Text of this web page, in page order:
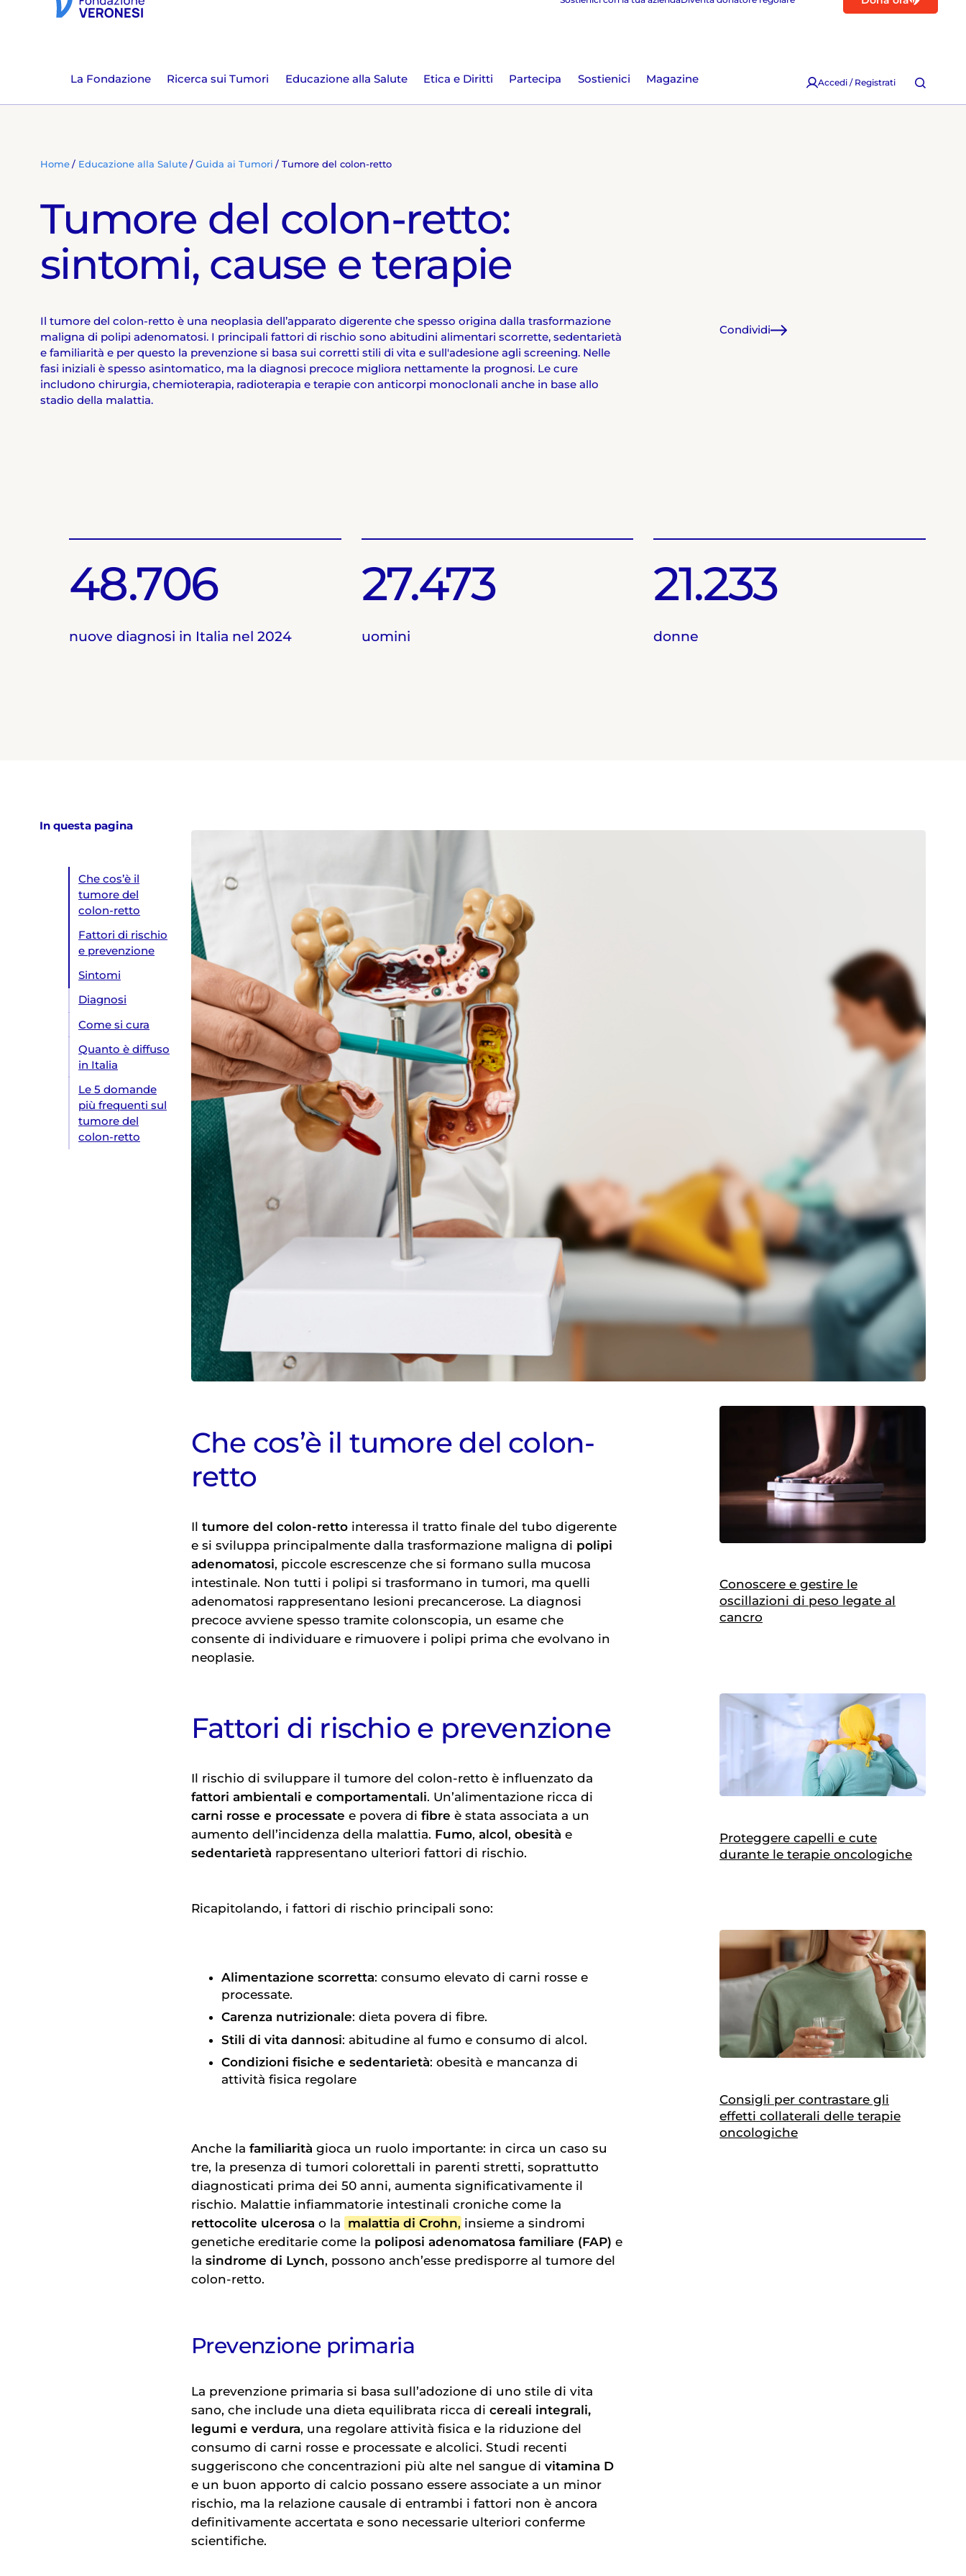
La Fondazione Ricerca sui Tumori Educazione alla Salute Etica e Diritti Partecipa Sostienici Magazine Accedi / Registrati
Home Educazione alla Salute Guida ai Tumori Tumore del colon-retto
Tumore del colon-retto:
sintomi, cause e terapie
Il tumore del colon-retto è una neoplasia dell’apparato digerente che spesso origina dalla trasformazione
maligna di polipi adenomatosi. I principali fattori di rischio sono abitudini alimentari scorrette, sedentarietà
e familiarità e per questo la prevenzione si basa sui corretti stili di vita e sull'adesione agli screening. Nelle
fasi iniziali è spesso asintomatico, ma la diagnosi precoce migliora nettamente la prognosi. Le cure
includono chirurgia, chemioterapia, radioterapia e terapie con anticorpi monoclonali anche in base allo
stadio della malattia.
Condividi
48.706
nuove diagnosi in Italia nel 2024
27.473
uomini
21.233
donne
In questa pagina
Che cos’è il
tumore del
colon-retto
Fattori di rischio
e prevenzione
Sintomi
Diagnosi
Come si cura
Quanto è diffuso
in Italia
Le 5 domande
più frequenti sul
tumore del
colon-retto
Che cos’è il tumore del colon-
retto
Conoscere e gestire le
oscillazioni di peso legate al
cancro
Proteggere capelli e cute
durante le terapie oncologiche
Consigli per contrastare gli
effetti collaterali delle terapie
oncologiche
Il tumore del colon-retto interessa il tratto finale del tubo digerente
e si sviluppa principalmente dalla trasformazione maligna di polipi
adenomatosi, piccole escrescenze che si formano sulla mucosa
intestinale. Non tutti i polipi si trasformano in tumori, ma quelli
adenomatosi rappresentano lesioni precancerose. La diagnosi
precoce avviene spesso tramite colonscopia, un esame che
consente di individuare e rimuovere i polipi prima che evolvano in
neoplasie.
Fattori di rischio e prevenzione
Il rischio di sviluppare il tumore del colon-retto è influenzato da
fattori ambientali e comportamentali. Un’alimentazione ricca di
carni rosse e processate e povera di fibre è stata associata a un
aumento dell’incidenza della malattia. Fumo, alcol, obesità e
sedentarietà rappresentano ulteriori fattori di rischio.
Ricapitolando, i fattori di rischio principali sono:
Alimentazione scorretta: consumo elevato di carni rosse e
processate.
Carenza nutrizionale: dieta povera di fibre.
Stili di vita dannosi: abitudine al fumo e consumo di alcol.
Condizioni fisiche e sedentarietà: obesità e mancanza di
attività fisica regolare
Anche la familiarità gioca un ruolo importante: in circa un caso su
tre, la presenza di tumori colorettali in parenti stretti, soprattutto
diagnosticati prima dei 50 anni, aumenta significativamente il
rischio. Malattie infiammatorie intestinali croniche come la
rettocolite ulcerosa o la malattia di Crohn, insieme a sindromi
genetiche ereditarie come la poliposi adenomatosa familiare (FAP) e
la sindrome di Lynch, possono anch’esse predisporre al tumore del
colon-retto.
Prevenzione primaria
La prevenzione primaria si basa sull’adozione di uno stile di vita
sano, che include una dieta equilibrata ricca di cereali integrali,
legumi e verdura, una regolare attività fisica e la riduzione del
consumo di carni rosse e processate e alcolici. Studi recenti
suggeriscono che concentrazioni più alte nel sangue di vitamina D
e un buon apporto di calcio possano essere associate a un minor
rischio, ma la relazione causale di entrambi i fattori non è ancora
definitivamente accertata e sono necessarie ulteriori conferme
scientifiche.